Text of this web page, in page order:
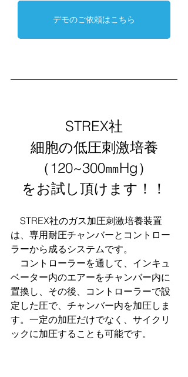
デモのご依頼はこちら
STREX社
細胞の低圧刺激培養
（120~300㎜Hg）
をお試し頂けます！！
STREX社のガス加圧刺激培養装置
は、専用耐圧チャンバーとコントロー
ラーから成るシステムです。
コントローラーを通して、インキュ
ベーター内のエアーをチャンバー内に
置換し、その後、コントローラーで設
定した圧で、チャンバー内を加圧しま
す。一定の加圧だけでなく、サイクリ
ックに加圧することも可能です。